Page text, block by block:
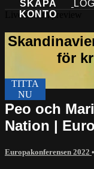
Live stream preview
Peo och
Nation |
Europakonferensen 2022